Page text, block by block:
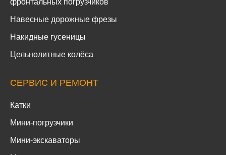
фронтальных погрузчиков
Навесные дорожные фрезы
Накидные гусеницы
Цельнолитные колёса
СЕРВИС И РЕМОНТ
Катки
Мини-погрузчики
Мини-экскаваторы